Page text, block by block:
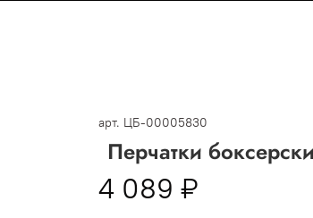
заказов за 6 месяцев - 30.000
всех заказов за 6 месяцев 80.000 рублей
всех заказов за 6 месяцев 200.000 рублей.
арт. ЦБ-00005830
Перчатки
4 089 ₽